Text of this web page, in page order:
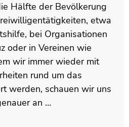
Hälfte der Bevölkerung
etwa
bei Organisationen
oder in Vereinen wie
wir immer wieder mit
rund um das
werden, schauen wir uns
an …